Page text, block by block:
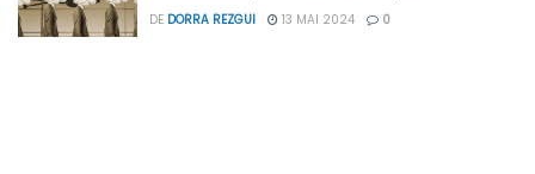
DE DORRA REZGUI 13 MAI 2024 0